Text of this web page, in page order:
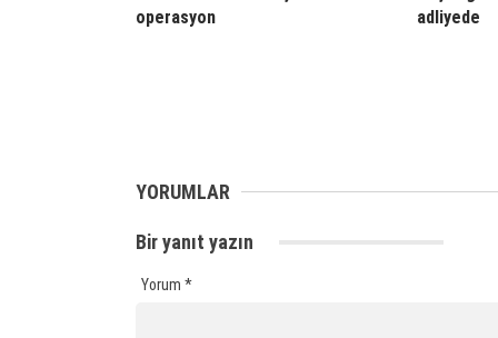
operasyon
adliyede
YORUMLAR
Bir yanıt yazın
Yorum *